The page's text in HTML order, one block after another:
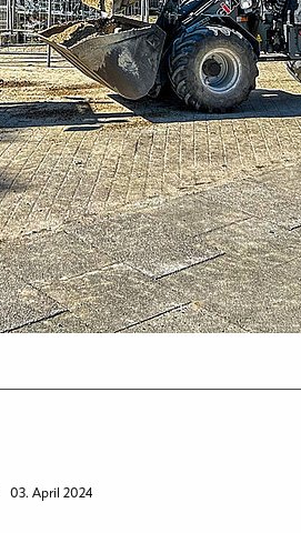
03. April 2024